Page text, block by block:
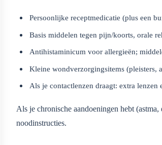
Persoonlijke receptmedicatie (plus een
Basis middelen tegen pijn/koorts, orale
Antihistaminicum voor allergieën;
Kleine wondverzorgingsitems (pleisters,
Als je contactlenzen draagt: extra lenzen
Als je chronische aandoeningen hebt
noodinstructies.